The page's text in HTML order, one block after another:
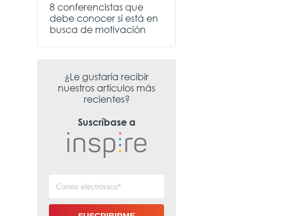
8 conferencistas que
debe conocer si está en
busca de motivación
¿Le gustaría recibir
nuestros artículos más
recientes?
Suscríbase a